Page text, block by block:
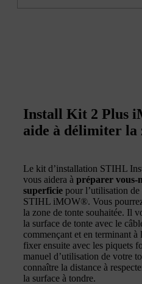
Install Kit 2 Plus
aide à délimiter la
Le kit d’installation STIHL
vous aidera à préparer vous-
superficie pour l’utilisation
STIHL iMOW®. Vous
la zone de tonte souhaitée. Il
la surface de tonte avec le
commençant et en terminant à
fixer ensuite avec les piquets
manuel d’utilisation de votre
connaître la distance à
la surface à tondre.